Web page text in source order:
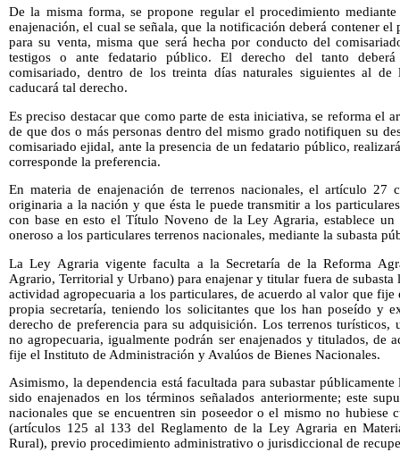
De la misma forma, se propone regular el procedimiento
enajenación, el cual se señala, que la notificación deberá contener
para su venta, misma que será hecha por conducto del
testigos o ante fedatario público. El derecho del tanto deberá
comisariado, dentro de los treinta días naturales siguientes al
caducará tal derecho.
Es preciso destacar que como parte de esta iniciativa, se reforma el
de que dos o más personas dentro del mismo grado notifiquen su
comisariado ejidal, ante la presencia de un fedatario público,
corresponde la preferencia.
En materia de enajenación de terrenos nacionales, el artículo 27
originaria a la nación y que ésta le puede transmitir a los
con base en esto el Título Noveno de la Ley Agraria, establece
oneroso a los particulares terrenos nacionales, mediante la subasta
La Ley Agraria vigente faculta a la Secretaría de la Reforma
Agrario, Territorial y Urbano) para enajenar y titular fuera de subasta
actividad agropecuaria a los particulares, de acuerdo al valor que
propia secretaría, teniendo los solicitantes que los han poseído y
derecho de preferencia para su adquisición. Los terrenos turísticos,
no agropecuaria, igualmente podrán ser enajenados y titulados, de
fije el Instituto de Administración y Avalúos de Bienes Nacionales.
Asimismo, la dependencia está facultada para subastar
sido enajenados en los términos señalados anteriormente; este
nacionales que se encuentren sin poseedor o el mismo no
(artículos 125 al 133 del Reglamento de la Ley Agraria en
Rural), previo procedimiento administrativo o jurisdiccional de